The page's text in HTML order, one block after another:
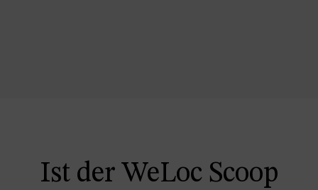
Ist der WeLoc Scoop